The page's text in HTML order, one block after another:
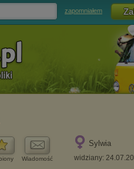
zapomniałem
Wiadomość
Sylwia
widziany: